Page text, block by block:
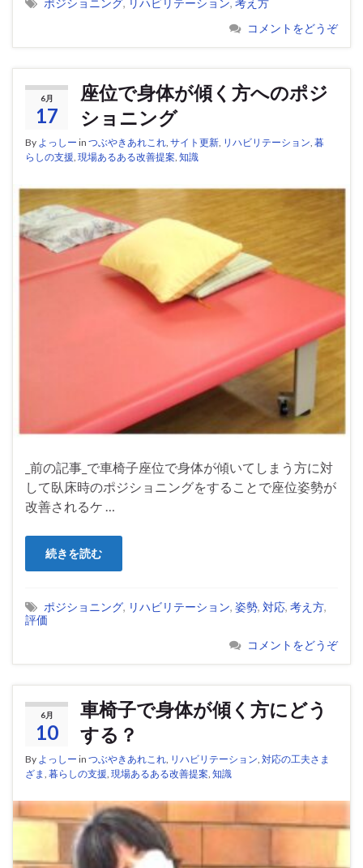
ポジショニング, リハビリテーション, 考え方
コメントをどうぞ
6月
17
座位で身体が傾く方へのポジ
ショニング
By よっしー in つぶやきあれこれ, サイト更新, リハビリテーション, 暮
らしの支援, 現場あるある改善提案, 知識
_前の記事_で車椅子座位で身体が傾いてしまう方に対
して臥床時のポジショニングをすることで座位姿勢が
改善されるケ …
続きを読む
ポジショニング, リハビリテーション, 姿勢, 対応, 考え方,
評価
コメントをどうぞ
6月
10
車椅子で身体が傾く方にどう
する？
By よっしー in つぶやきあれこれ リハビリテーション 対応の工夫さま
ざま 暮らしの支援 現場あるある改善提案 知識